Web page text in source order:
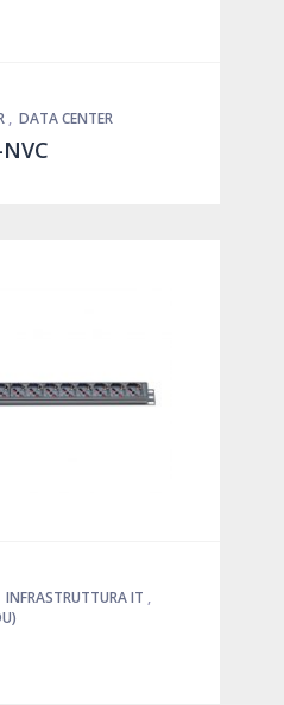
, DATA CENTER
INFRASTRUTTURA IT ,